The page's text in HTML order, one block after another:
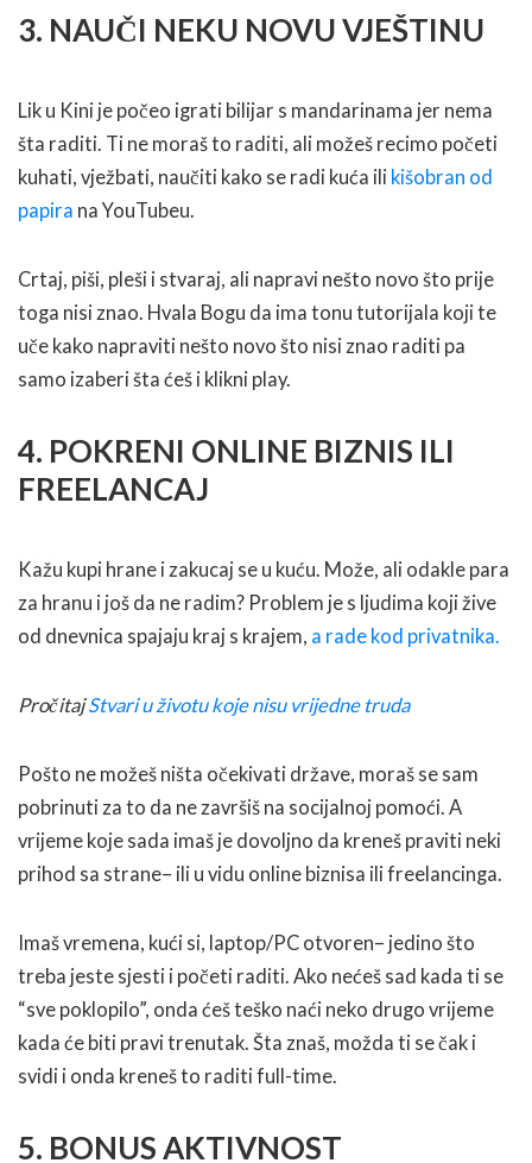
3. NAUČI NEKU NOVU VJEŠTINU
Lik u Kini je počeo igrati bilijar s mandarinama jer nema
šta raditi. Ti ne moraš to raditi, ali možeš recimo početi
kuhati, vježbati, naučiti kako se radi kuća ili kišobran od
papira na YouTubeu.
Crtaj, piši, pleši i stvaraj, ali napravi nešto novo što prije
toga nisi znao. Hvala Bogu da ima tonu tutorijala koji te
uče kako napraviti nešto novo što nisi znao raditi pa
samo izaberi šta ćeš i klikni play.
4. POKRENI ONLINE BIZNIS ILI
FREELANCAJ
Kažu kupi hrane i zakucaj se u kuću. Može, ali odakle para
za hranu i još da ne radim? Problem je s ljudima koji žive
od dnevnica spajaju kraj s krajem, a rade kod privatnika.
PročitajStvari u životu koje nisu vrijedne truda
Pošto ne možeš ništa očekivati države, moraš se sam
pobrinuti za to da ne završiš na socijalnoj pomoći. A
vrijeme koje sada imaš je dovoljno da kreneš praviti neki
prihod sa strane– ili u vidu online biznisa ili freelancinga.
Imaš vremena, kući si, laptop/PC otvoren– jedino što
treba jeste sjesti i početi raditi. Ako nećeš sad kada ti se
“sve poklopilo”, onda ćeš teško naći neko drugo vrijeme
kada će biti pravi trenutak. Šta znaš, možda ti se čak i
svidi i onda kreneš to raditi full-time.
5. BONUS AKTIVNOST